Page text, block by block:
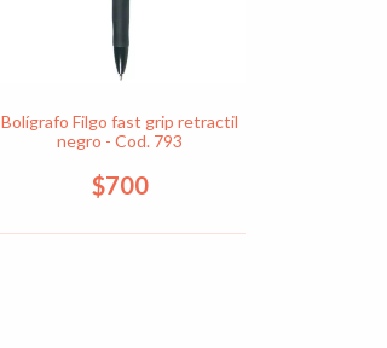
Bolígrafo Filgo fast grip retractil
negro - Cod. 793
$700